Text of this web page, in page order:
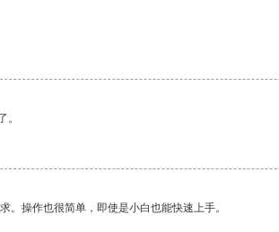
。
操作也很简单，即使是小白也能快速上手。